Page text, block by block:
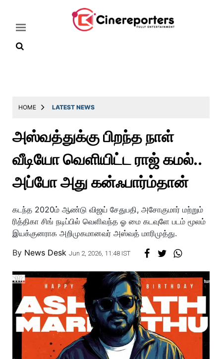
Latest
Throwback
Television
Reviews
Photos
Story
HOME LATEST NEWS
அஸ்வத்துக்கு பிறந்த நாள்
வீடியோ வெளியிட்ட ராஜ் கமல்..
அப்போ அது கன்ஃபார்ம்தான்
கடந்த 2020ம் ஆண்டு விஜய் சேதுபதி, அசோகுமார் மற்றும்
ரித்திகா சிங் நடிப்பில் வெளிவந்த ஓ மை கடவுளே படம் மூலம்
இயக்குனராக அறிமுகமானவர் அஸ்வத் மாரிமுத்து.
By News Desk Jun 2, 2026, 11:48 IST